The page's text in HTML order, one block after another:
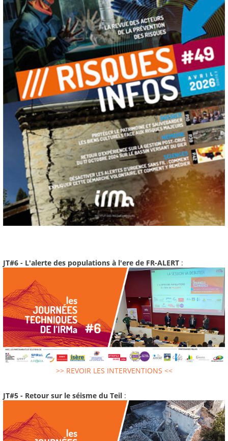
JT#6 - L'alerte des populations à l'ere de FR-ALERT :
>> REVOIR LES INTERVENTIONS <<
JT#5 - Retour sur le séisme du Teil :